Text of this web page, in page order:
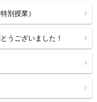
別授業）
うございました！